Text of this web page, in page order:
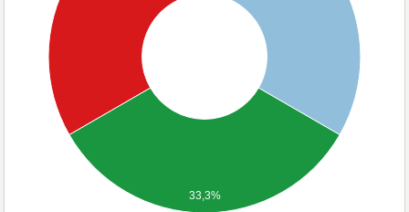
33,3%